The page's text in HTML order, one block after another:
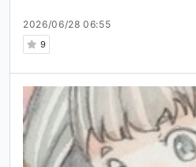
2026/06/28 06:55
9